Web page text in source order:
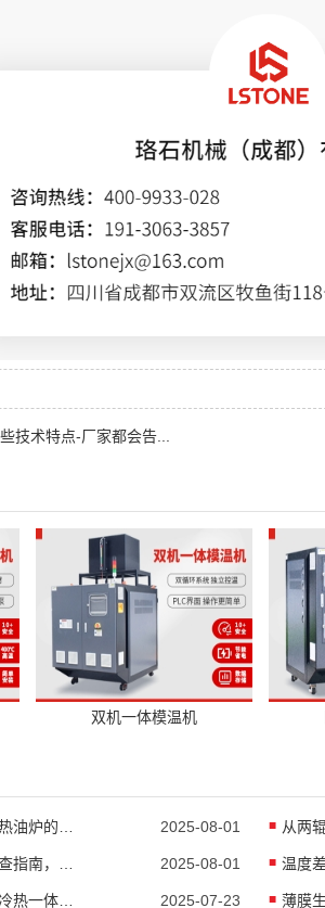
技术特点-厂家都会告...
双机一体模温机
2025-08-01
2025-08-01
2025-07-23